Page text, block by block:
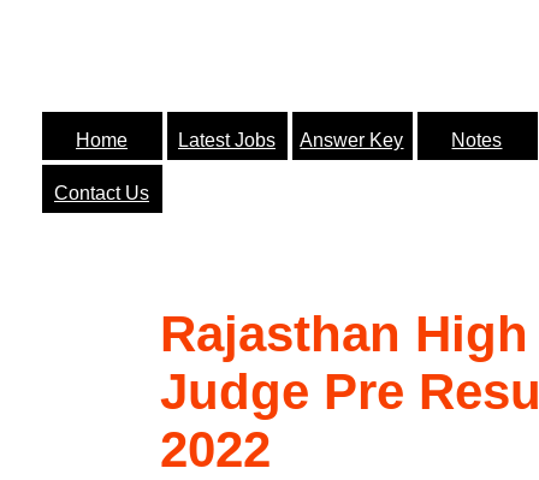
Home Latest Jobs Answer Key Notes
Contact Us
Rajasthan
Judge Pre
2022